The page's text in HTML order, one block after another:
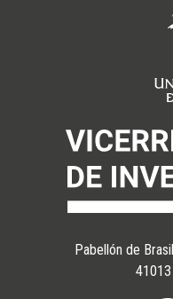
Pabellón de
41013